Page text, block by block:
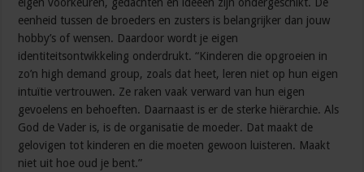
eenheid tussen de broeders en zusters is belangrijker dan jouw
hobby’s of wensen. Daardoor wordt je eigen
identiteitsontwikkeling onderdrukt. “Kinderen die opgroeien in
zo’n high demand group, zoals dat heet, leren niet op hun eigen
intuïtie vertrouwen. Ze raken vaak verward van hun eigen
gevoelens en behoeften. Daarnaast is er de sterke hiërarchie. Als
God de Vader is, is de organisatie de moeder. Dat maakt de
gelovigen tot kinderen en die moeten gewoon luisteren. Maakt
niet uit hoe oud je bent.”